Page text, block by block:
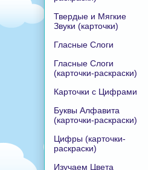
Твердые и Мягкие
Звуки (карточки)
Гласные Слоги
Гласные Слоги
(карточки-раскраски)
Карточки с Цифрами
Буквы Алфавита
(карточки-раскраски)
Цифры (карточки-
раскраски)
Изучаем Цвета